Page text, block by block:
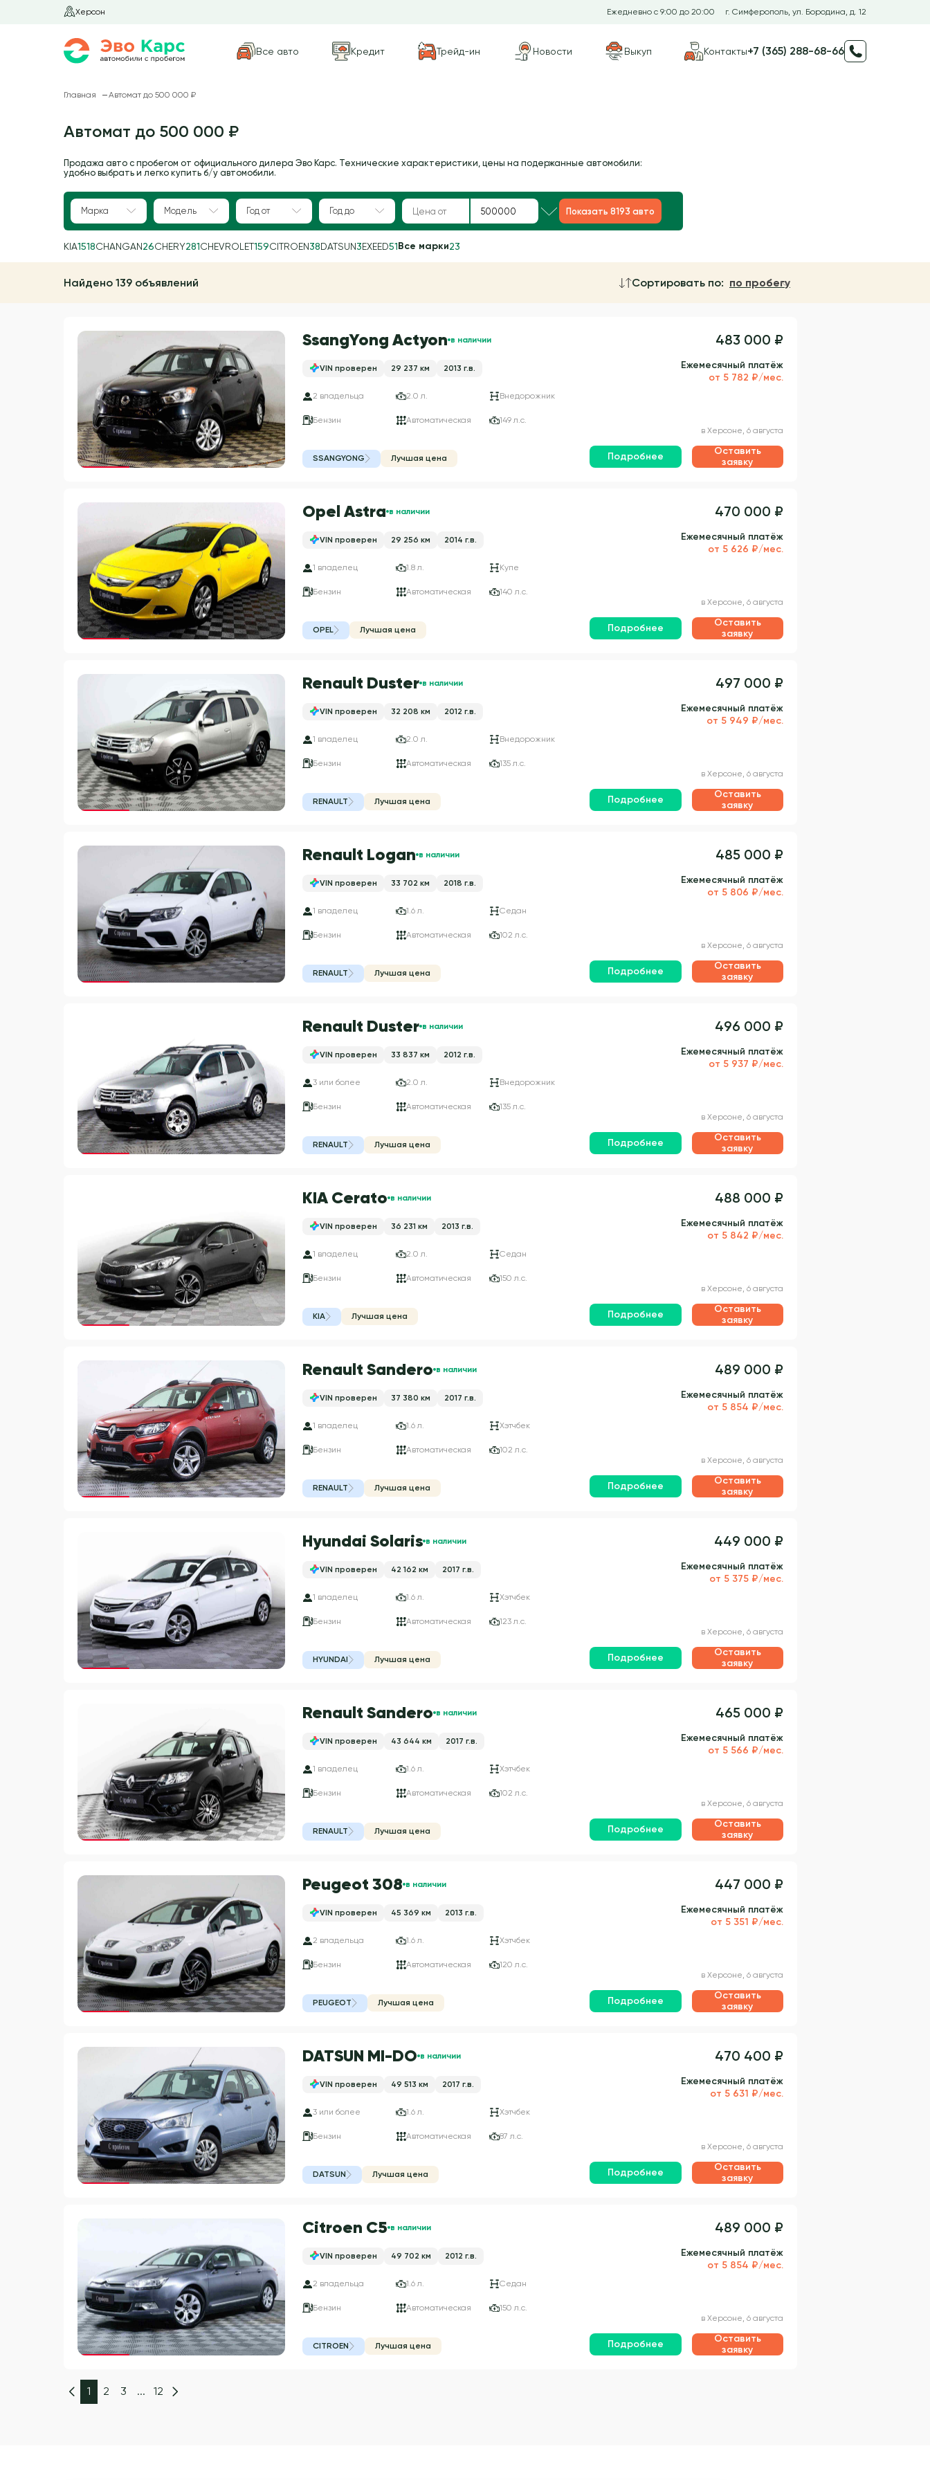
Херсон Ежедневно с 9:00 до 20:00 г. Симферополь, ул. Бородина, д. 12
Все авто Кредит Трейд-ин Новости Выкуп Контакты+7 (365) 288-68-66
Главная Автомат до 500 000 ₽
Автомат до 500 000 ₽
Продажа авто с пробегом от официального дилера Эво Карс. Технические характеристики, цены на подержанные автомобили:
удобно выбрать и легко купить б/у автомобили.
Марка Модель Год от Год до Показать 8193 авто
KIA1518CHANGAN26CHERY281CHEVROLET159CITROEN38DATSUN3EXEED51Все марки23
Найдено 139 объявлений Сортировать по: по пробегу
Гарантия 3 года
SsangYong Actyon в наличии 483 000 ₽
VIN проверен 29 237 км 2013 г.в.
2 владельца 2.0 л. Внедорожник
Бензин Автоматическая 149 л.с.
SSANGYONG Лучшая цена
Ежемесячный платёж
от 5 782 ₽/мес.
в Херсоне, 6 августа
Подробнее
Оставить
заявку
Гарантия 3 года
Opel Astra в наличии 470 000 ₽
VIN проверен 29 256 км 2014 г.в.
1 владелец 1.8 л. Купе
Бензин Автоматическая 140 л.с.
OPEL Лучшая цена
Ежемесячный платёж
от 5 626 ₽/мес.
в Херсоне, 6 августа
Подробнее
Оставить
заявку
Гарантия 3 года
Renault Duster в наличии 497 000 ₽
VIN проверен 32 208 км 2012 г.в.
1 владелец 2.0 л. Внедорожник
Бензин Автоматическая 135 л.с.
RENAULT Лучшая цена
Ежемесячный платёж
от 5 949 ₽/мес.
в Херсоне, 6 августа
Подробнее
Оставить
заявку
Гарантия 3 года
Renault Logan в наличии 485 000 ₽
VIN проверен 33 702 км 2018 г.в.
1 владелец 1.6 л. Седан
Бензин Автоматическая 102 л.с.
RENAULT Лучшая цена
Ежемесячный платёж
от 5 806 ₽/мес.
в Херсоне, 6 августа
Подробнее
Оставить
заявку
Гарантия 3 года
Renault Duster в наличии 496 000 ₽
VIN проверен 33 837 км 2012 г.в.
3 или более 2.0 л. Внедорожник
Бензин Автоматическая 135 л.с.
RENAULT Лучшая цена
Ежемесячный платёж
от 5 937 ₽/мес.
в Херсоне, 6 августа
Подробнее
Оставить
заявку
Гарантия 3 года
KIA Cerato в наличии 488 000 ₽
VIN проверен 36 231 км 2013 г.в.
1 владелец 2.0 л. Седан
Бензин Автоматическая 150 л.с.
KIA Лучшая цена
Ежемесячный платёж
от 5 842 ₽/мес.
в Херсоне, 6 августа
Подробнее
Оставить
заявку
Гарантия 3 года
Renault Sandero в наличии 489 000 ₽
VIN проверен 37 380 км 2017 г.в.
1 владелец 1.6 л. Хэтчбек
Бензин Автоматическая 102 л.с.
RENAULT Лучшая цена
Ежемесячный платёж
от 5 854 ₽/мес.
в Херсоне, 6 августа
Подробнее
Оставить
заявку
Гарантия 3 года
Hyundai Solaris в наличии 449 000 ₽
VIN проверен 42 162 км 2017 г.в.
1 владелец 1.6 л. Хэтчбек
Бензин Автоматическая 123 л.с.
HYUNDAI Лучшая цена
Ежемесячный платёж
от 5 375 ₽/мес.
в Херсоне, 6 августа
Подробнее
Оставить
заявку
Гарантия 3 года
Renault Sandero в наличии 465 000 ₽
VIN проверен 43 644 км 2017 г.в.
1 владелец 1.6 л. Хэтчбек
Бензин Автоматическая 102 л.с.
RENAULT Лучшая цена
Ежемесячный платёж
от 5 566 ₽/мес.
в Херсоне, 6 августа
Подробнее
Оставить
заявку
Гарантия 3 года
Peugeot 308 в наличии 447 000 ₽
VIN проверен 45 369 км 2013 г.в.
2 владельца 1.6 л. Хэтчбек
Бензин Автоматическая 120 л.с.
PEUGEOT Лучшая цена
Ежемесячный платёж
от 5 351 ₽/мес.
в Херсоне, 6 августа
Подробнее
Оставить
заявку
Гарантия 3 года
DATSUN MI-DO в наличии 470 400 ₽
VIN проверен 49 513 км 2017 г.в.
3 или более 1.6 л. Хэтчбек
Бензин Автоматическая 87 л.с.
DATSUN Лучшая цена
Ежемесячный платёж
от 5 631 ₽/мес.
в Херсоне, 6 августа
Подробнее
Оставить
заявку
Гарантия 3 года
Citroen C5 в наличии 489 000 ₽
VIN проверен 49 702 км 2012 г.в.
2 владельца 1.6 л. Седан
Бензин Автоматическая 150 л.с.
CITROEN Лучшая цена
Ежемесячный платёж
от 5 854 ₽/мес.
в Херсоне, 6 августа
Подробнее
Оставить
заявку
1 2 3 ... 12